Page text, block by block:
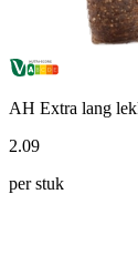
AH Extra lang
2.09
per stuk